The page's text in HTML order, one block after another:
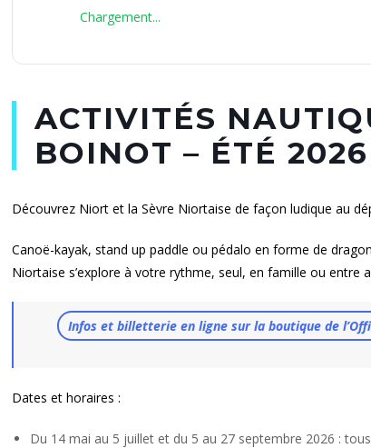
Chargement...
ACTIVITÉS
BOINOT – ÉTÉ 2026
Découvrez Niort et la Sèvre Niortaise de façon ludique au
Canoë-kayak, stand up paddle ou pédalo en forme de
Niortaise s’explore à votre rythme, seul, en famille ou entre
Infos et billetterie en ligne sur la boutique de
Dates et horaires :
Du 14 mai au 5 juillet et du 5 au 27 septembre 2026 :